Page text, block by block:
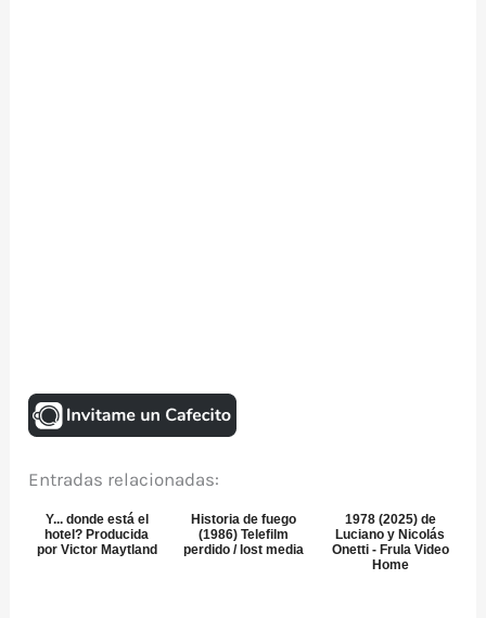
Entradas relacionadas:
Y... donde está el
hotel? Producida
por Victor Maytland
Historia de fuego
(1986) Telefilm
perdido / lost media
1978 (2025) de
Luciano y Nicolás
Onetti - Frula Video
Home